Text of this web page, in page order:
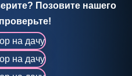
Позовите нашего